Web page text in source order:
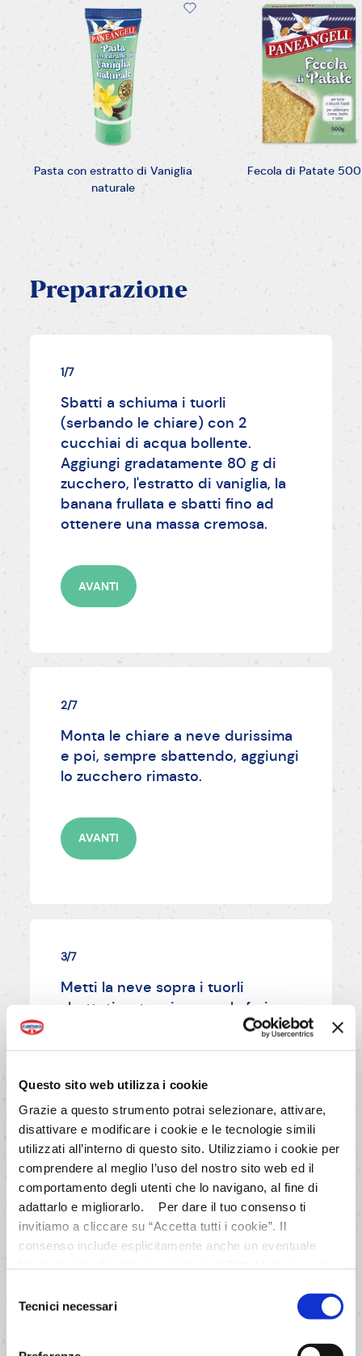
Questo sito web utilizza i cookie
Grazie a questo strumento potrai selezionare, attivare,
disattivare e modificare i cookie e le tecnologie simili
utilizzati all’interno di questo sito. Utilizziamo i cookie per
comprendere al meglio l’uso del nostro sito web ed il
comportamento degli utenti che lo navigano, al fine di
adattarlo e migliorarlo. Per dare il tuo consenso ti
invitiamo a cliccare su “Accetta tutti i cookie”. Il
consenso include esplicitamente anche un eventuale
anche sul trasferimento dei dati a fornitori di tecnologia e
partner negli Stati Uniti consultare la nostra informativa
delTecnici necessari
Pasta con estratto di Vaniglia
naturale
Fecola di Patate
Preparazione
1/7
Sbatti a schiuma i tuorli
(serbando le chiare) con 2
cucchiai di acqua bollente.
Aggiungi gradatamente 80 g di
zucchero, l'estratto di vaniglia, la
banana frullata e sbatti fino ad
ottenere una massa cremosa.
AVANTI
2/7
Monta le chiare a neve durissima
e poi, sempre sbattendo, aggiungi
lo zucchero rimasto.
AVANTI
3/7
Metti la neve sopra i tuorli
sbattuti, setaccia sopra la farina
mescolata con la fecola e, per
ultimo, il LIEVITO PANE DEGLI
AVANTI
4/7
delicatamente il tutto senza